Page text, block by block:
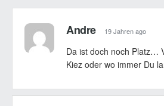
Andre 19 Jahren ago
Da ist doch noch Platz…
Kiez oder wo immer Du